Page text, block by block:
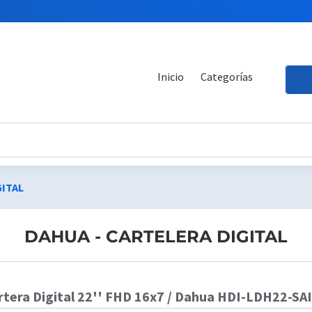
Inicio Categorías
DAHUA - CARTELERA DIGITAL
Digital 22'' FHD 16x7 / Dahua HDI-LDH22-